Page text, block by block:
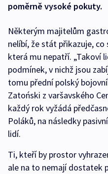
poměrně vysoké pokuty.
Některým majitelům
nelíbí, že stát přikazuje,
která mu nepatří. „Takoví
podmínek, v nichž jsou
tomu přední polský
Zatoński z varšavského
každý rok vyžádá
Poláků, na následky
lidí.
Ti, kteří by prostor
ale na to nemají dostatek